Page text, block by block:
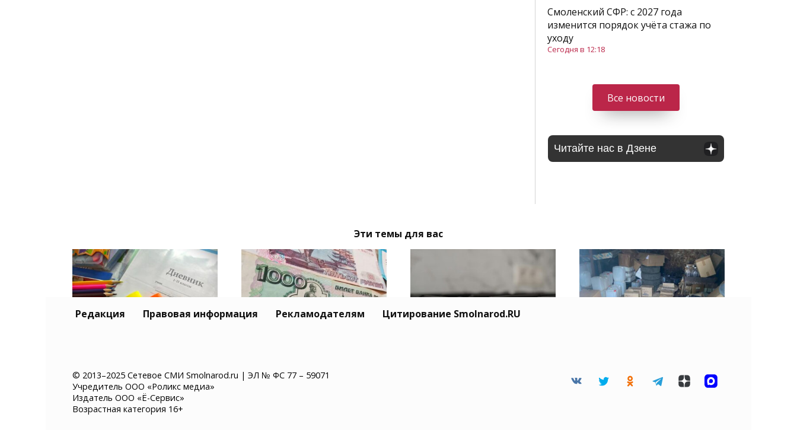
Смоленский СФР: c 2027 года
изменится порядок учёта стажа по
уходу
Сегодня в 12:18
Все новости
Читайте нас в Дзене
Эти темы для вас
пиджаки, комплекты и
школьные вещи в
Смоленске
расследуют два случая
ликвидировали
подпольный цех по
Редакция Правовая информация Рекламодателям Цитирование Smolnarod.RU
© 2013–2025 Сетевое СМИ Smolnarod.ru | ЭЛ № ФС 77 – 59071
Учредитель ООО «Роликс медиа»
Издатель ООО «Ё-Сервис»
Возрастная категория 16+